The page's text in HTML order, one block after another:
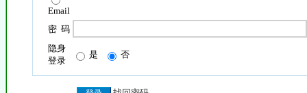
Email
密 码
隐身
登录
是 否